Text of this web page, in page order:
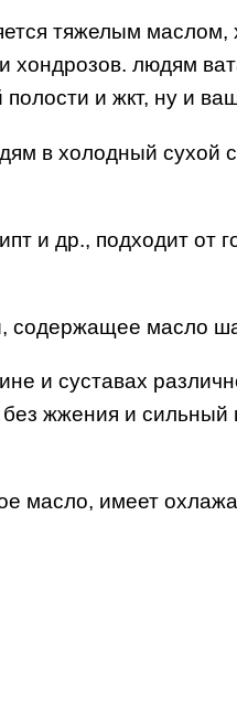
тяжелым
хондрозов. людям
и жкт, ну и
в холодный сухой
и др., подходит от
содержащее масло
и суставах
жжения и
масло, имеет